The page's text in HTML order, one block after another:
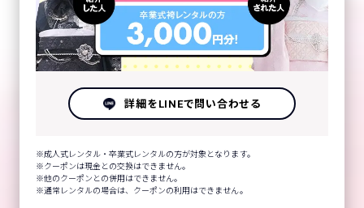
詳細をLINEで問い合わせる
成人式レンタル・卒業式レンタルの方が対象となります。
クーポンは現金との交換はできません。
他のクーポンとの併用はできません。
通常レンタルの場合は、クーポンの利用はできません。